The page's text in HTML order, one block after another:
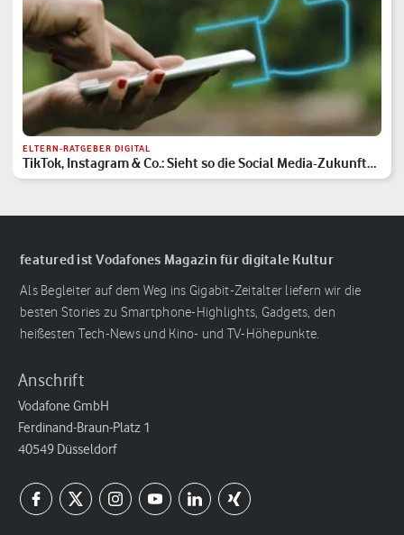
ELTERN-RATGEBER DIGITAL
TikTok, Instagram & Co.: Sieht so die Social Media-Zukunft
aus?
featured ist Vodafones Magazin für digitale Kultur
Als Begleiter auf dem Weg ins Gigabit-Zeitalter liefern wir die
besten Stories zu Smartphone-Highlights, Gadgets, den
heißesten Tech-News und Kino- und TV-Höhepunkte.
Anschrift
Vodafone GmbH
Ferdinand-Braun-Platz 1
40549 Düsseldorf